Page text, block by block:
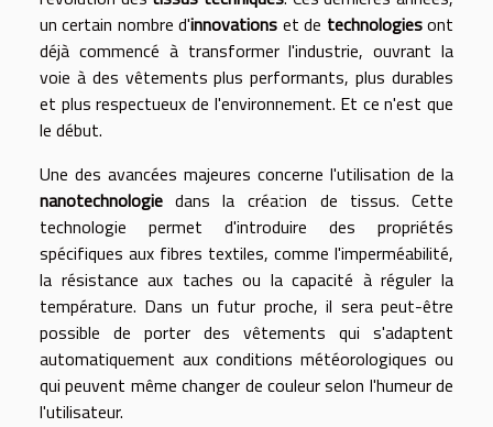
un certain nombre d'innovations et de technologiesont
déjà commencé à transformer l'industrie, ouvrant la
voie à des vêtements plus performants, plus durables
et plus respectueux de l'environnement. Et ce n'est que
le début.
Une des avancées majeures concerne l'utilisation de la
nanotechnologie dans la création de tissus. Cette
technologie permet d'introduire des propriétés
spécifiques aux fibres textiles, comme l'imperméabilité,
la résistance aux taches ou la capacité à réguler la
température. Dans un futur proche, il sera peut-être
possible de porter des vêtements qui s'adaptent
automatiquement aux conditions météorologiques ou
qui peuvent même changer de couleur selon l'humeur de
l'utilisateur.